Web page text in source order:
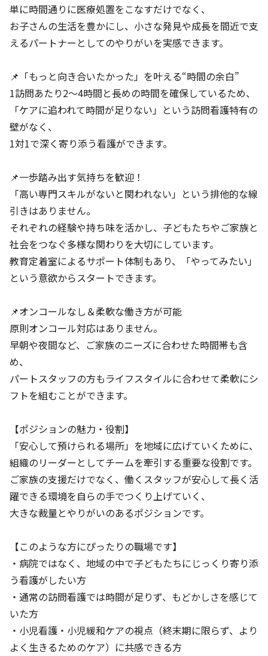
単に時間通りに医療処置をこなすだけでなく、
お子さんの生活を豊かにし、小さな発見や成長を間近で支
えるパートナーとしてのやりがいを実感できます。
📌「もっと向き合いたかった」を叶える“時間の余白”
1訪問あたり2～4時間と長めの時間を確保しているため、
「ケアに追われて時間が足りない」という訪問看護特有の
壁がなく、
1対1で深く寄り添う看護ができます。
📌一歩踏み出す気持ちを歓迎！
「高い専門スキルがないと関われない」という排他的な線
引きはありません。
それぞれの経験や持ち味を活かし、子どもたちやご家族と
社会をつなぐ多様な関わりを大切にしています。
教育定着室によるサポート体制もあり、「やってみたい」
という意欲からスタートできます。
📌オンコールなし＆柔軟な働き方が可能
原則オンコール対応はありません。
早朝や夜間など、ご家族のニーズに合わせた時間帯も含
め、
パートスタッフの方もライフスタイルに合わせて柔軟にシ
フトを組むことができます。
【ポジションの魅力・役割】
「安心して預けられる場所」を地域に広げていくために、
組織のリーダーとしてチームを牽引する重要な役割です。
ご家族の支援だけでなく、働くスタッフが安心して長く活
躍できる環境を自らの手でつくり上げていく、
大きな裁量とやりがいのあるポジションです。
【このような方にぴったりの職場です】
・病院ではなく、地域の中で子どもたちにじっくり寄り添
う看護がしたい方
・通常の訪問看護では時間が足りず、もどかしさを感じて
いた方
・小児看護・小児緩和ケアの視点（終末期に限らず、より
よく生きるためのケア）に共感できる方